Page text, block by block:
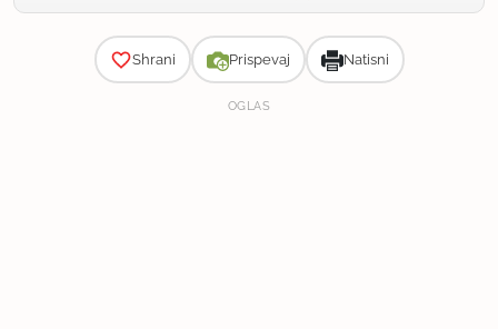
Shrani Prispevaj Natisni
OGLAS